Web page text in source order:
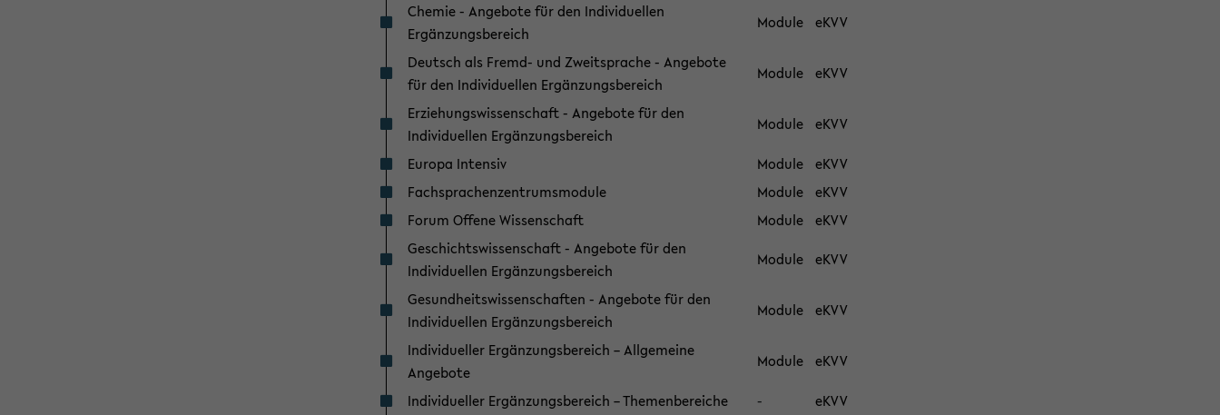
Chemie - Angebote für den Individuellen
Ergänzungsbereich
Module eKVV
Deutsch als Fremd- und Zweitsprache - Angebote
für den Individuellen Ergänzungsbereich
Module eKVV
Erziehungswissenschaft - Angebote für den
Individuellen Ergänzungsbereich
Module eKVV
Europa Intensiv
Module eKVV
Fachsprachenzentrumsmodule
Module eKVV
Forum Offene Wissenschaft
Module eKVV
Geschichtswissenschaft - Angebote für den
Individuellen Ergänzungsbereich
Module eKVV
Gesundheitswissenschaften - Angebote für den
Individuellen Ergänzungsbereich
Module eKVV
Individueller Ergänzungsbereich – Allgemeine
Angebote
Module eKVV
Individueller Ergänzungsbereich – Themenbereiche
-
eKVV